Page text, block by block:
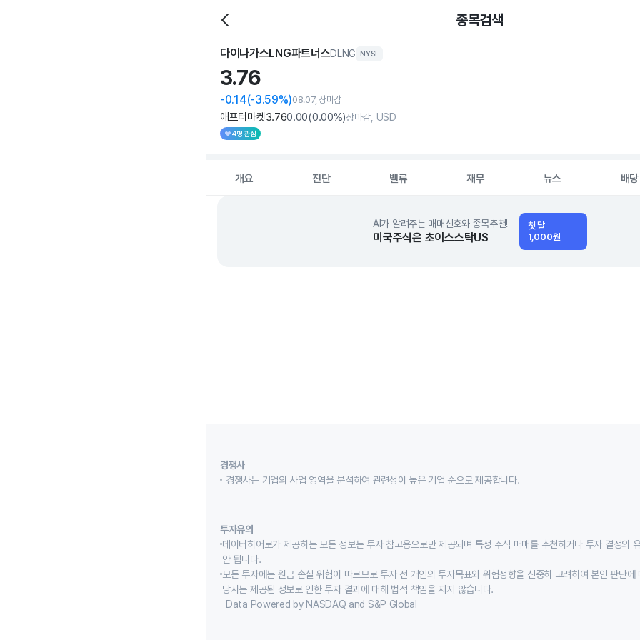
종목검색
다이나가스LNG파트너스DLNG NYSE
3.76
-0.14(-3.59%)08.07, 장마감
애프터마켓3.760.00(0.00%)장마감, USD
4명 관심
개요 진단 밸류 재무 뉴스 배당
AI가 알려주는 매매신호와 종목추천!
미국주식은 초이스스탁US
첫 달
1,000원
경쟁사
경쟁사는 기업의 사업 영역을 분석하여 관련성이 높은 기업 순으로 제공합니다.
투자유의
데이터히어로가 제공하는 모든 정보는 투자 참고용으로만 제공되며 특정 주식 매매를 추천하거나 투자 결정의
안 됩니다.
모든 투자에는 원금 손실 위험이 따르므로 투자 전 개인의 투자목표와 위험성향을 신중히 고려하여 본인 판단에
당사는 제공된 정보로 인한 투자 결과에 대해 법적 책임을 지지 않습니다.
Data Powered by NASDAQ and S&P Global